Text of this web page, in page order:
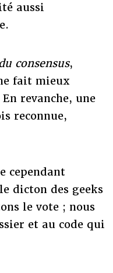
aussi
consensus,
fait mieux
revanche, une
reconnue,
cependant
dicton des geeks
le vote ; nous
et au code qui